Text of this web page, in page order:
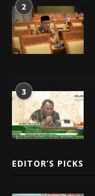
2
3
EDITOR’S PICKS